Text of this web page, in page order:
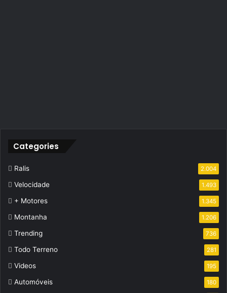
Categories
Ralis 2.004
Velocidade 1.493
+ Motores 1.345
Montanha 1.206
Trending 736
Todo Terreno 281
Videos 195
Automóveis 180